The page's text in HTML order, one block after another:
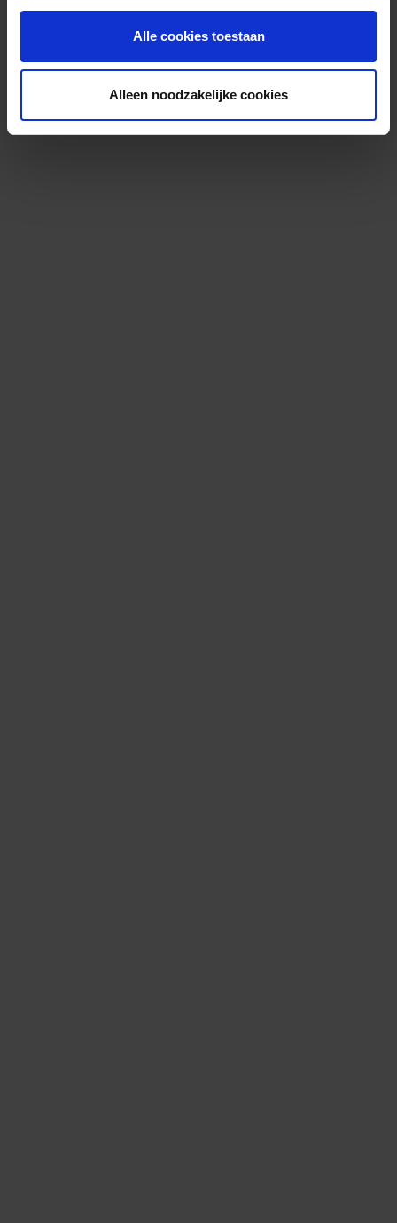
Alle cookies toestaan
Alleen noodzakelijke cookies